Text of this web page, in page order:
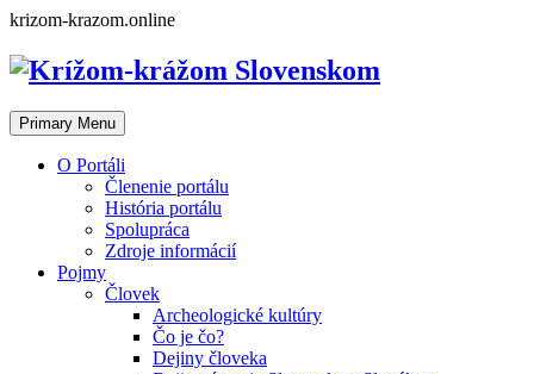
Skip
content
krizom-krazom.online
Primary Menu
O Portáli
Členenie portálu
História portálu
Spolupráca
Zdroje informácií
Pojmy
Človek
Archeologické kultúry
Čo je čo?
Dejiny človeka